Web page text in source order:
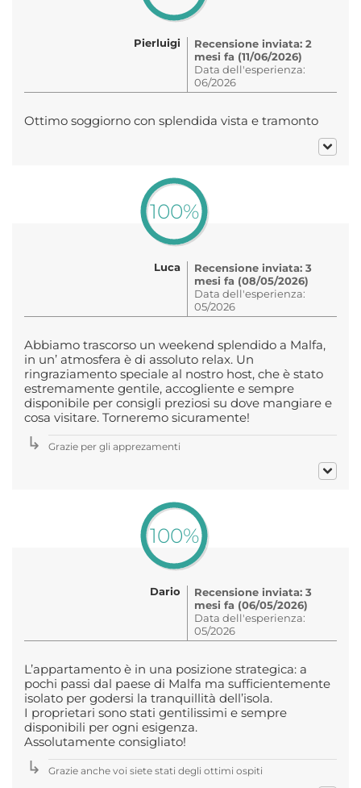
Pierluigi
Recensione inviata: 2
mesi fa (11/06/2026)
Data dell'esperienza:
06/2026
Ottimo soggiorno con splendida vista e tramonto
100%
Luca
Recensione inviata: 3
mesi fa (08/05/2026)
Data dell'esperienza:
05/2026
Abbiamo trascorso un weekend splendido a Malfa,
in un’ atmosfera è di assoluto relax. Un
ringraziamento speciale al nostro host, che è stato
estremamente gentile, accogliente e sempre
disponibile per consigli preziosi su dove mangiare e
cosa visitare. Torneremo sicuramente!
Grazie per gli apprezamenti
100%
Dario
Recensione inviata: 3
mesi fa (06/05/2026)
Data dell'esperienza:
05/2026
L’appartamento è in una posizione strategica: a
pochi passi dal paese di Malfa ma sufficientemente
isolato per godersi la tranquillità dell’isola.
I proprietari sono stati gentilissimi e sempre
disponibili per ogni esigenza.
Assolutamente consigliato!
Grazie anche voi siete stati degli ottimi ospiti